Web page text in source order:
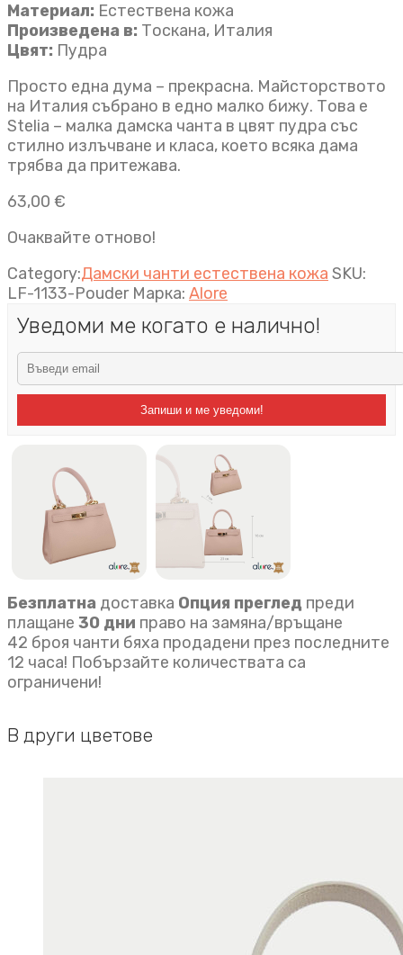
Материал: Естествена кожа
Произведена в: Тоскана, Италия
Цвят: Пудра
Просто една дума – прекрасна. Майсторството
на Италия събрано в едно малко бижу. Това е
Stelia – малка дамска чанта в цвят пудра със
стилно излъчване и класа, което всяка дама
трябва да притежава.
63,00 €
Очаквайте отново!
Category:Дамски чанти естествена кожа SKU:
LF-1133-Pouder Марка: Alore
Уведоми ме когато е налично!
Запиши и ме уведоми!
Безплатна доставка Опция преглед преди
плащане 30 дни право на замяна/връщане
42 броя чанти бяха продадени през последните
12 часа! Побързайте количествата са
ограничени!
В други цветове